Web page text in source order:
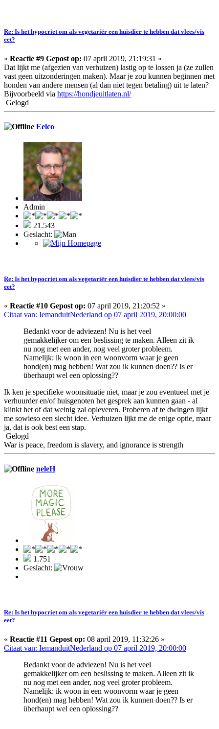
Re: Is het hypocriet om als vegetariër een huisdier te hebben dat vlees/vis
eet?
« Reactie #9 Gepost op: 07 april 2019, 21:19:31 »
Dat lijkt me (afgezien van verhuizen) lastig op te lossen ja (ze zullen
vast geen uitzonderingen maken). Maar je zou kunnen beginnen met
honden van andere mensen (al dan niet tegen betaling) uit te laten?
Bijvoorbeeld via https://hondjeuitlaten.nl/
Gelogd
Eelco
Admin
21.543
Geslacht:
Re: Is het hypocriet om als vegetariër een huisdier te hebben dat vlees/vis
eet?
« Reactie #10 Gepost op: 07 april 2019, 21:20:52 »
Citaat van: IemanduitNederland op 07 april 2019, 20:00:00
Bedankt voor de adviezen! Nu is het veel
gemakkelijker om een beslissing te maken. Alleen zit ik
nu nog met een ander, nog veel groter probleem.
Namelijk: ik woon in een woonvorm waar je geen
hond(en) mag hebben! Wat zou ik kunnen doen?? Is er
überhaupt wel een oplossing??
Ik ken je specifieke woonsituatie niet, maar je zou eventueel met je
verhuurder en/of huisgenoten het gesprek aan kunnen gaan - al
klinkt het of dat weinig zal opleveren. Proberen af te dwingen lijkt
me sowieso een slecht idee. Verhuizen lijkt me de enige optie, maar
ja, dat is ook best een stap.
Gelogd
War is peace, freedom is slavery, and ignorance is strength
neleH
1.751
Geslacht:
Re: Is het hypocriet om als vegetariër een huisdier te hebben dat vlees/vis
eet?
« Reactie #11 Gepost op: 08 april 2019, 11:32:26 »
Citaat van: IemanduitNederland op 07 april 2019, 20:00:00
Bedankt voor de adviezen! Nu is het veel
gemakkelijker om een beslissing te maken. Alleen zit ik
nu nog met een ander, nog veel groter probleem.
Namelijk: ik woon in een woonvorm waar je geen
hond(en) mag hebben! Wat zou ik kunnen doen?? Is er
überhaupt wel een oplossing??